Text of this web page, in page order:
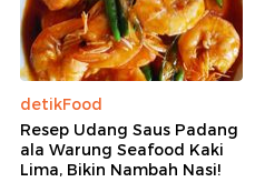
detikFood
Resep Udang Saus Padang
ala Warung Seafood Kaki
Lima, Bikin Nambah Nasi!